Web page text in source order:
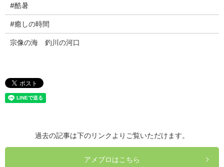
#酷暑
#癒しの時間
宗像の海 釣川の河口
過去の記事は下のリンクよりご覧いただけます。
アメブロはこちら